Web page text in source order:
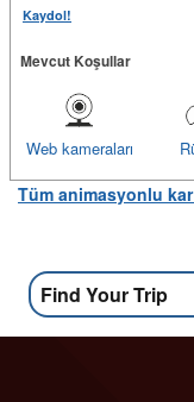
Kaydol!
Mevcut Koşullar
Web kameraları
Tüm animasyonlu
Find Your Trip